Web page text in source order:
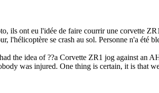
ils ont eu l'idée de faire courrir une corvette
l'hélicoptère se crash au sol. Personne n'a été
the idea of ??a Corvette ZR1 jog against an
was injured. One thing is certain, it is that